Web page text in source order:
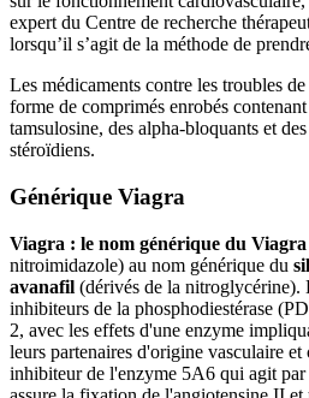
expert du Centre de recherche
lorsqu’il s’agit de la méthode de
Les médicaments contre les troubles
forme de comprimés enrobés
tamsulosine, des alpha-bloquants et
stéroïdiens.
Générique Viagra
Viagra : le nom générique du Viagra
nitroimidazole) au nom générique du
avanafil (dérivés de la nitroglycérine).
inhibiteurs de la phosphodiestérase
2, avec les effets d'une enzyme
leurs partenaires d'origine vasculaire
inhibiteur de l'enzyme 5A6 qui agit